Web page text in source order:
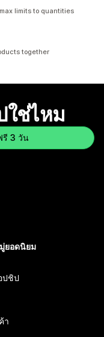
limits to quantities
together
ใช่ไหม
รี 3 วัน
ยอดนิยม
ปชิป
า